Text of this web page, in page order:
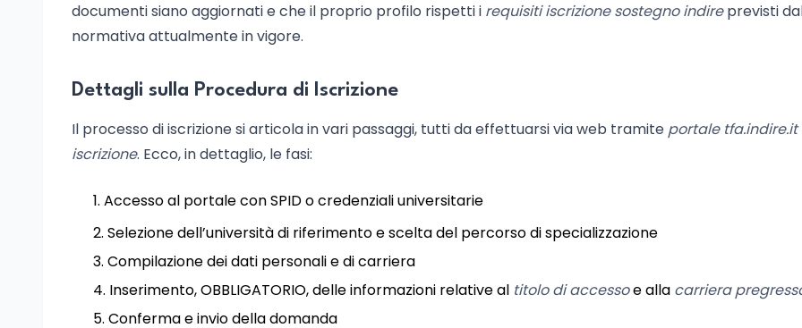
documenti siano aggiornati e che il proprio profilo rispetti i requisiti iscrizione sostegno indireprevisti
normativa attualmente in vigore.
Dettagli sulla Procedura di Iscrizione
Il processo di iscrizione si articola in vari passaggi, tutti da effettuarsi via web tramite portale tfa.indire.it
iscrizione. Ecco, in dettaglio, le fasi:
Accesso al portale con SPID o credenziali universitarie
Selezione dell’università di riferimento e scelta del percorso di specializzazione
Compilazione dei dati personali e di carriera
Inserimento, OBBLIGATORIO, delle informazioni relative al titolo di accessoe alla carriera
Conferma e invio della domanda